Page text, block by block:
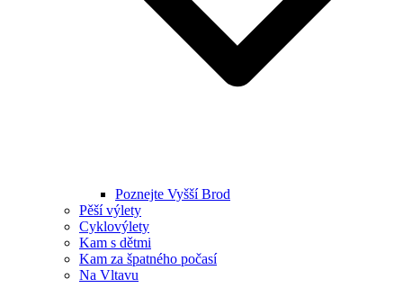
Poznejte Vyšší Brod
Pěší výlety
Cyklovýlety
Kam s dětmi
Kam za špatného počasí
Na Vltavu